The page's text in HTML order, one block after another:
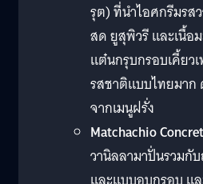
รุต) ที่นำไอศกรีมรส
สด ยูสุพิวรี และเนื้อ
แต๋นกรุบกรอบเคี้ยว
รสชาติแบบไทยมาก
จากเมนูฝรั่ง
Matchachio
วานิลลามาปั่นรวมกั